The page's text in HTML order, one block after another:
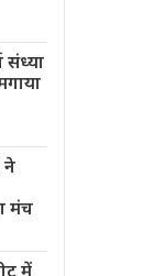
संध्या
ने
मंच